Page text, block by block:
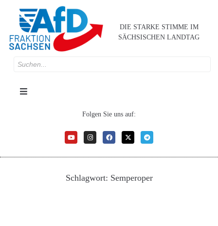
DIE STARKE STIMME IM
SÄCHSISCHEN LANDTAG
Folgen Sie uns auf:
Schlagwort: Semperoper